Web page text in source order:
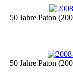
50 Jahre Paton
50 Jahre Paton